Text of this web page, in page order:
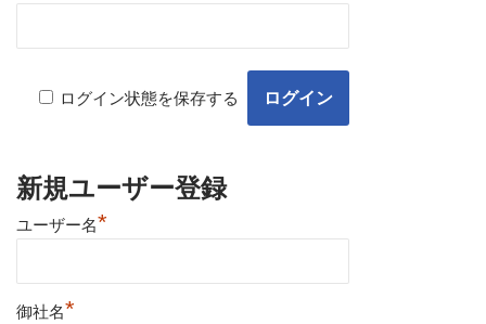
ログイン状態を保存する
新規ユーザー登録
ユーザー名*
御社名*